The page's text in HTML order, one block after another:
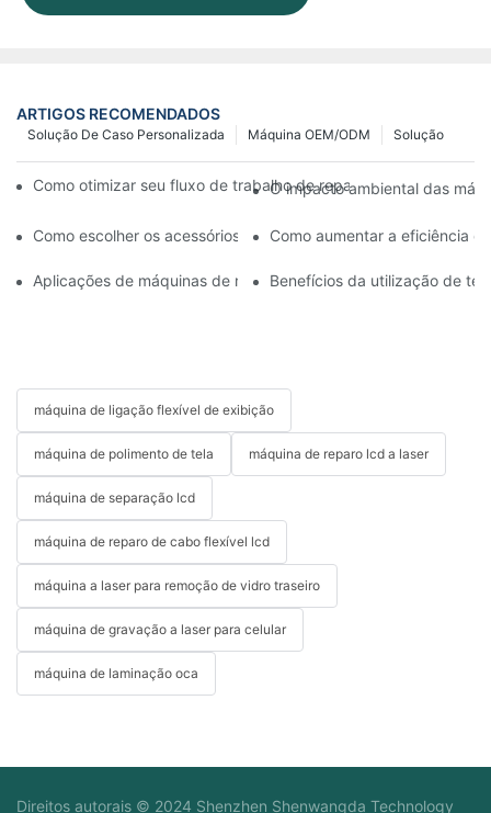
ARTIGOS RECOMENDADOS
Solução
Máquina OEM/ODM
Solução De Caso Personalizada
Como otimizar seu fluxo de trabalho de reparo de celulares
O impacto ambiental das
Como escolher os acessórios certos para sua máquina de
Como aumentar a eficiência
Aplicações de máquinas de reparo de celulares na
Benefícios da utilização de
máquina de ligação flexível de exibição
máquina de polimento de tela máquina de reparo lcd a laser
máquina de separação lcd
máquina de reparo de cabo flexível lcd
máquina a laser para remoção de vidro traseiro
máquina de gravação a laser para celular
máquina de laminação oca
Direitos autorais © 2024 Shenzhen Shenwangda Technology